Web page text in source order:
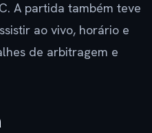
A partida também teve
ao vivo, horário e
de arbitragem e